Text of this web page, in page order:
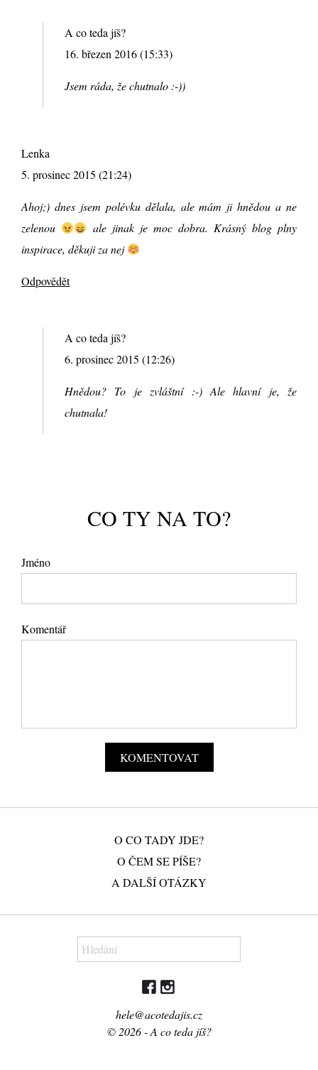
A co teda jíš?
16. březen 2016 (15:33)
Jsem ráda, že chutnalo :-))
Lenka
5. prosinec 2015 (21:24)
Ahoj;) dnes jsem polévku dělala, ale mám ji hnědou a ne
zelenou
ale jinak je moc dobra. Krásný blog plny
inspirace, děkuji za nej
Odpovědět
A co teda jíš?
6. prosinec 2015 (12:26)
Hnědou? To je zvláštní :-) Ale hlavní je, že
chutnala!
CO TY NA TO?
Jméno
Komentář
O CO TADY JDE?
O ČEM SE PÍŠE?
A DALŠÍ OTÁZKY
hele@acotedajis.cz
© 2026 - A co teda jíš?